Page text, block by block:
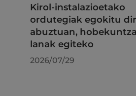
Kirol-instalazioetako
ordutegiak egokitu
abuztuan,
lanak egiteko
2026/07/29